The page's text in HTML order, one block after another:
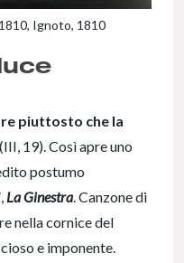
Ignoto, 1810
piuttosto che la
19). Così apre uno
postumo
, La Ginestra. Canzone di
nella cornice del
e imponente.